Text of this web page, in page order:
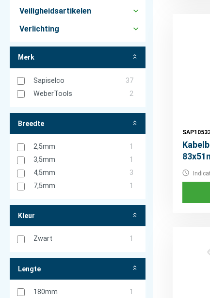
Veiligheidsartikelen
Verlichting
Merk
Sapiselco
37
WeberTools
2
Breedte
2,5mm
1
3,5mm
1
4,5mm
3
7,5mm
1
Kleur
Zwart 1
Lengte
180mm
1